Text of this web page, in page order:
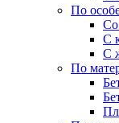
По
Со
С
С
По